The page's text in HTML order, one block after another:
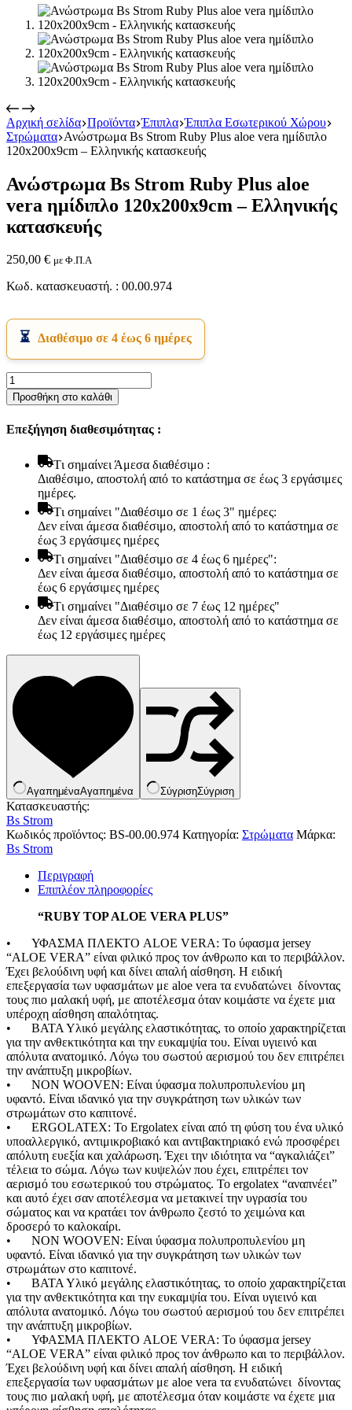
Εικόνα & Ήχος
Hi-Fi
Δέκτες DVD Players
Ηχεία
Κάμερες
Αναλώσιμα Ηλεκτρολογικού Υλικού
Μπαταρίες
Πολύπριζα
Είδη παραλίας και camping
Αξεσουάρ Ειδών Έξοχης
Ανταλλακτικά Μπανέλας
Αντλίες
Εντομοαπωθητικα
Θήκες Πλαστικ.Αεροστεγής
Κουνουπιέρες
Κουρτίνες Μπαμπού
Μαχαίρια
Μπλέντερ & Μίξερ
Ορθοστάτες
Πάσσαλοι
Πυξίδα-Τάβλι-Σημαία
Σετ Φαγητού
Σχοινί
Τάπες
Φακοί
Ψησταριές
Αξεσουάρ Ομπρέλας
Βάσεις Ομπρελών
Βάση Ποθρ.Ιστού Ομπρέλας
Κρεμάστρα Ιστού Ομπρέλας
Μεταλλικοί Ιστοί
Τραπέζι Ομπρέλας
Είδη Θαλάσσης
Kayak
Αντλία Για Μπάλες
Αξεσουάρ Για Kayak
Αξεσουάρ Για Sup
Απόχες
Βάρκες Φουσκωτές
Κουπιά
Μπαλάκια
Πισίνες Φουσκωτές
Ρακέτες
Σανίδες Θαλάσσης
Ψάθες
Είδη Θέρμανσης
Εξαρτήματα Για Ξυλόσομπες
Είδη Κάμπινγκ
Αιώρες
Βάση Αιώρας
Δοχεία Βενζίνης
Δοχεία Νερού
Εσωτ.Επένδυση Υπνόσακου
Ηλιακά Δοχεία
Θέρμος
Βάζα δαπέδου
Γλάστρες
Βιτρίνες
Αρχική σελίδα Προϊόντα Έπιπλα Έπιπλα Εσωτερικού Χώρου
Στρώματα Ανώστρωμα Bs Strom Ruby Plus aloe vera ημίδιπλο
120x200x9cm – Ελληνικής κατασκευής
Ανώστρωμα Bs Strom Ruby Plus aloe
vera ημίδιπλο 120x200x9cm – Ελληνικής
κατασκευής
250,00 € με Φ.Π.Α
Κωδ. κατασκευαστή. : 00.00.974
Διαθέσιμο σε 4 έως 6 ημέρες
Ανώστρωμα
Bs
Strom
Plus
vera
ημίδιπλο
120x200x9cm
Ελληνικής
κατασκευής
ποσότητα
Προσθήκη στο καλάθι
Επεξήγηση διαθεσιμότητας :
Tι σημαίνει Άμεσα διαθέσιμο :
Διαθέσιμο, αποστολή από το κατάστημα σε έως 3 εργάσιμες
ημέρες.
Tι σημαίνει "Διαθέσιμο σε 1 έως 3" ημέρες:
Δεν είναι άμεσα διαθέσιμο, αποστολή από το κατάστημα σε
έως 3 εργάσιμες ημέρες
Tι σημαίνει "Διαθέσιμο σε 4 έως 6 ημέρες":
Δεν είναι άμεσα διαθέσιμο, αποστολή από το κατάστημα σε
έως 6 εργάσιμες ημέρες
Tι σημαίνει "Διαθέσιμο σε 7 έως 12 ημέρες"
Δεν είναι άμεσα διαθέσιμο, αποστολή από το κατάστημα σε
έως 12 εργάσιμες ημέρες
ΑγαπημέναΑγαπημένα ΣύγρισηΣύγριση
Κατασκευαστής:
Bs Strom
Κωδικός προϊόντος: BS-00.00.974 Κατηγορία: Στρώματα Μάρκα:
Bs Strom
Περιγραφή
Επιπλέον πληροφορίες
“RUBY TOP ALOE VERA PLUS”
•
ΥΦΑΣΜΑ ΠΛΕΚΤΟ ALOE VERA: Το ύφασμα jersey
“ALOE VERA” είναι φιλικό προς τον άνθρωπο και το περιβάλλον.
Έχει βελούδινη υφή και δίνει απαλή αίσθηση. Η ειδική
επεξεργασία των υφασμάτων με aloe vera τα ενυδατώνει δίνοντας
τους πιο μαλακή υφή, με αποτέλεσμα όταν κοιμάστε να έχετε μια
υπέροχη αίσθηση απαλότητας.
•
ΒΑΤΑ Υλικό μεγάλης ελαστικότητας, το οποίο χαρακτηρίζεται
για την ανθεκτικότητα και την ευκαμψία του. Είναι υγιεινό και
απόλυτα ανατομικό. Λόγω του σωστού αερισμού του δεν επιτρέπει
την ανάπτυξη μικροβίων.
•
NON WOOVEN: Είναι ύφασμα πολυπροπυλενίου μη
υφαντό. Είναι ιδανικό για την συγκράτηση των υλικών των
στρωμάτων στο καπιτονέ.
•
ERGOLATEX: Το Ergolatex είναι από τη φύση του ένα υλικό
υποαλλεργικό, αντιμικροβιακό και αντιβακτηριακό ενώ προσφέρει
απόλυτη ευεξία και χαλάρωση. Έχει την ιδιότητα να “αγκαλιάζει”
τέλεια το σώμα. Λόγω των κυψελών που έχει, επιτρέπει τον
αερισμό του εσωτερικού του στρώματος. Το ergolatex “αναπνέει”
και αυτό έχει σαν αποτέλεσμα να μετακινεί την υγρασία του
σώματος και να κρατάει τον άνθρωπο ζεστό το χειμώνα και
δροσερό το καλοκαίρι.
•
NON WOOVEN: Είναι ύφασμα πολυπροπυλενίου μη
υφαντό. Είναι ιδανικό για την συγκράτηση των υλικών των
στρωμάτων στο καπιτονέ.
•
ΒΑΤΑ Υλικό μεγάλης ελαστικότητας, το οποίο χαρακτηρίζεται
για την ανθεκτικότητα και την ευκαμψία του. Είναι υγιεινό και
απόλυτα ανατομικό. Λόγω του σωστού αερισμού του δεν επιτρέπει
την ανάπτυξη μικροβίων.
•
ΥΦΑΣΜΑ ΠΛΕΚΤΟ ALOE VERA: Το ύφασμα jersey
“ALOE VERA” είναι φιλικό προς τον άνθρωπο και το περιβάλλον.
Έχει βελούδινη υφή και δίνει απαλή αίσθηση. Η ειδική
επεξεργασία των υφασμάτων με aloe vera τα ενυδατώνει δίνοντας
τους πιο μαλακή υφή, με αποτέλεσμα όταν κοιμάστε να έχετε μια